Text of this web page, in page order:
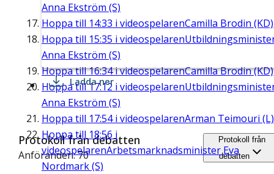
Anna Ekström (S)
Hoppa till 14:33 i videospelarenCamilla Brodin (KD)
Hoppa till 15:35 i videospelaren
Anna Ekström (S)
Hoppa till16:34i videospelarenCamilla Brodin (KD)
Hoppa till17:12 i videospelaren
Anna Ekström (S)
Hoppa till 17:54i videospelarenArman Teimouri (L)
Hoppa till 18:56 i
videospelarenArbetsmarknadsminister Eva
Nordmark (S)
Ladda ner
Protokoll från debatten
Anföranden: 70
Protokoll från
debatten